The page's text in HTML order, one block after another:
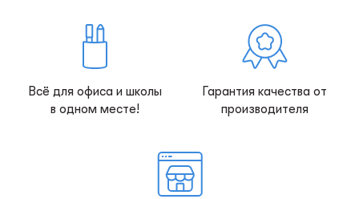
Всё для офиса и школы
в одном месте!
Гарантия качества от
производителя